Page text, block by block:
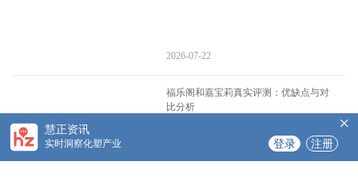
2026-07-22
福乐阁和嘉宝莉真实评测：优缺点与对
比分析
慧正资讯
实时洞察化塑产业 登录 注册
×